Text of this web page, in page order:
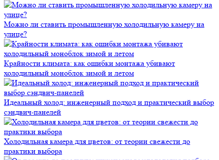
Можно ли ставить промышленную холодильную камеру на
улице?
Крайности климата: как ошибки монтажа убивают
холодильный моноблок зимой и летом
Идеальный холод: инженерный подход и практический выбор
сэндвич-панелей
Холодильная камера для цветов: от теории свежести до
практики выбора